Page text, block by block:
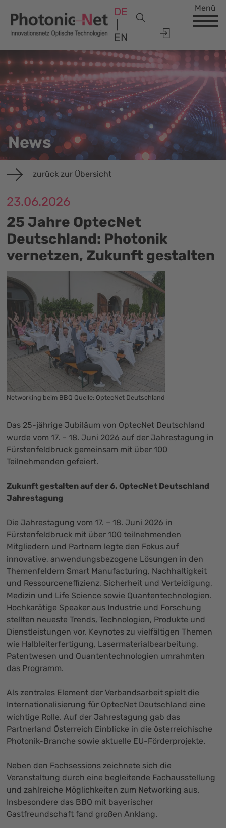
DE
EN
Menü
News
zurück zur Übersicht
23.06.2026
25 Jahre OptecNet
Deutschland: Photonik
vernetzen, Zukunft gestalten
Networking beim BBQ Quelle: OptecNet Deutschland
Das 25-jährige Jubiläum von OptecNet Deutschland
wurde vom 17. – 18. Juni 2026 auf der Jahrestagung in
Fürstenfeldbruck gemeinsam mit über 100
Teilnehmenden gefeiert.
Zukunft gestalten auf der 6. OptecNet Deutschland
Jahrestagung
Die Jahrestagung vom 17. – 18. Juni 2026 in
Fürstenfeldbruck mit über 100 teilnehmenden
Mitgliedern und Partnern legte den Fokus auf
innovative, anwendungsbezogene Lösungen in den
Themenfeldern Smart Manufacturing, Nachhaltigkeit
und Ressourceneffizienz, Sicherheit und Verteidigung,
Medizin und Life Science sowie Quantentechnologien.
Hochkarätige Speaker aus Industrie und Forschung
stellten neueste Trends, Technologien, Produkte und
Dienstleistungen vor. Keynotes zu vielfältigen Themen
wie Halbleiterfertigung, Lasermaterialbearbeitung,
Patentwesen und Quantentechnologien umrahmten
das Programm.
Als zentrales Element der Verbandsarbeit spielt die
Internationalisierung für OptecNet Deutschland eine
wichtige Rolle. Auf der Jahrestagung gab das
Partnerland Österreich Einblicke in die österreichische
Photonik-Branche sowie aktuelle EU-Förderprojekte.
Neben den Fachsessions zeichnete sich die
Veranstaltung durch eine begleitende Fachausstellung
und zahlreiche Möglichkeiten zum Networking aus.
Insbesondere das BBQ mit bayerischer
Gastfreundschaft fand großen Anklang.